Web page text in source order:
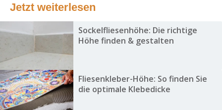
Jetzt weiterlesen
Sockelfliesenhöhe: Die richtige
Höhe finden & gestalten
Fliesenkleber-Höhe: So finden Sie
die optimale Klebedicke